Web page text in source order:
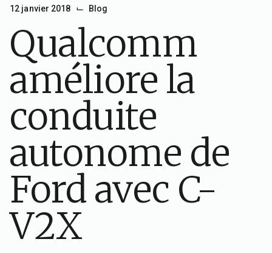
12 janvier 2018 ⌙ Blog
Qualcomm
améliore la
conduite
autonome de
Ford avec C-
V2X